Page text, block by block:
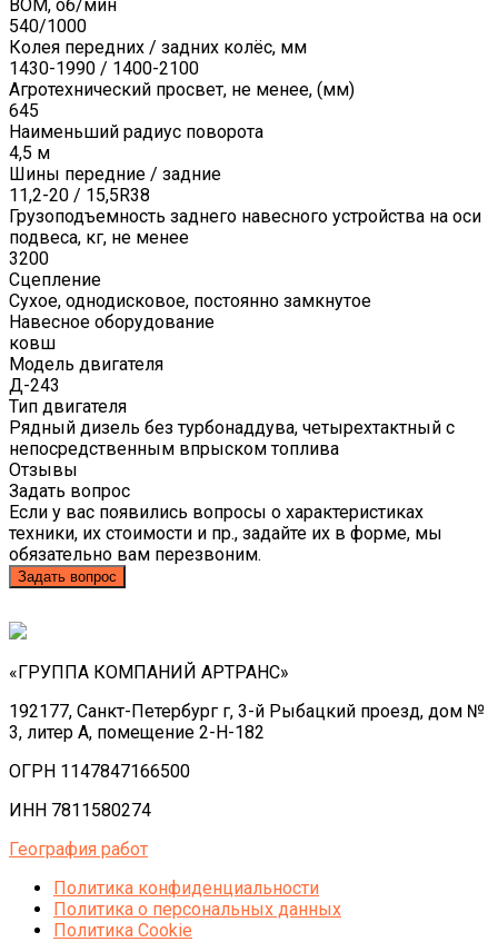
ВОМ, об/мин
540/1000
Колея передних / задних колёс, мм
1430-1990 / 1400-2100
Агротехнический просвет, не менее, (мм)
645
Наименьший радиус поворота
4,5 м
Шины передние / задние
11,2-20 / 15,5R38
Грузоподъемность заднего навесного устройства на оси
подвеса, кг, не менее
3200
Сцепление
Сухое, однодисковое, постоянно замкнутое
Навесное оборудование
ковш
Модель двигателя
Д-243
Тип двигателя
Рядный дизель без турбонаддува, четырехтактный с
непосредственным впрыском топлива
Отзывы
Задать вопрос
Если у вас появились вопросы о характеристиках
техники, их стоимости и пр., задайте их в форме, мы
обязательно вам перезвоним.
Задать вопрос
«ГРУППА КОМПАНИЙ АРТРАНС»
192177, Санкт-Петербург г, 3-й Рыбацкий проезд, дом №
3, литер А, помещение 2-Н-182
ОГРН 1147847166500
ИНН 7811580274
География работ
Политика конфиденциальности
Политика o персональных данных
Политика Cookie